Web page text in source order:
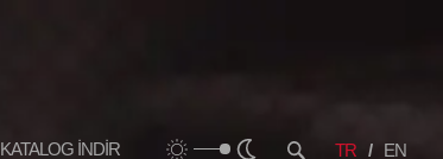
KATALOG İNDİR TR EN